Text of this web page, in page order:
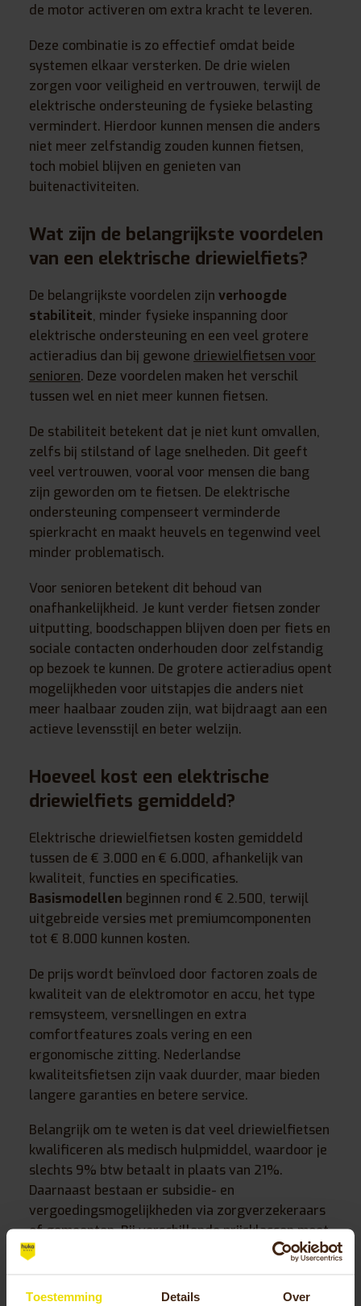
Toestemming Details Over
de motor activeren om extra kracht te leveren.
Deze combinatie is zo effectief omdat beide
systemen elkaar versterken. De drie wielen
zorgen voor veiligheid en vertrouwen, terwijl de
elektrische ondersteuning de fysieke belasting
vermindert. Hierdoor kunnen mensen die anders
niet meer zelfstandig zouden kunnen fietsen,
toch mobiel blijven en genieten van
buitenactiviteiten.
Wat zijn de belangrijkste voordelen
van een elektrische driewielfiets?
De belangrijkste voordelen zijn verhoogde
stabiliteit, minder fysieke inspanning door
elektrische ondersteuning en een veel grotere
actieradius dan bij gewone driewielfietsen voor
senioren. Deze voordelen maken het verschil
tussen wel en niet meer kunnen fietsen.
De stabiliteit betekent dat je niet kunt omvallen,
zelfs bij stilstand of lage snelheden. Dit geeft
veel vertrouwen, vooral voor mensen die bang
zijn geworden om te fietsen. De elektrische
ondersteuning compenseert verminderde
spierkracht en maakt heuvels en tegenwind veel
minder problematisch.
Voor senioren betekent dit behoud van
onafhankelijkheid. Je kunt verder fietsen zonder
uitputting, boodschappen blijven doen per fiets en
sociale contacten onderhouden door zelfstandig
op bezoek te kunnen. De grotere actieradius opent
mogelijkheden voor uitstapjes die anders niet
meer haalbaar zouden zijn, wat bijdraagt aan een
actieve levensstijl en beter welzijn.
Hoeveel kost een elektrische
driewielfiets gemiddeld?
Elektrische driewielfietsen kosten gemiddeld
tussen de € 3.000 en € 6.000, afhankelijk van
kwaliteit, functies en specificaties.
Basismodellen beginnen rond € 2.500, terwijl
uitgebreide versies met premiumcomponenten
tot € 8.000 kunnen kosten.
De prijs wordt beïnvloed door factoren zoals de
kwaliteit van de elektromotor en accu, het type
remsysteem, versnellingen en extra
comfortfeatures zoals vering en een
ergonomische zitting. Nederlandse
kwaliteitsfietsen zijn vaak duurder, maar bieden
langere garanties en betere service.
Belangrijk om te weten is dat veel driewielfietsen
kwalificeren als medisch hulpmiddel, waardoor je
slechts 9% btw betaalt in plaats van 21%.
Daarnaast bestaan er subsidie- en
vergoedingsmogelijkheden via zorgverzekeraars
of gemeenten. Bij verschillende prijsklassen moet
je vooral letten op de kwaliteit van motor en accu,